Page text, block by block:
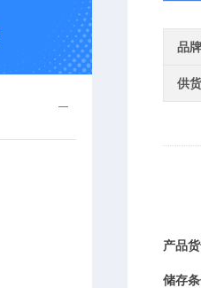
品牌
供
产品
储存